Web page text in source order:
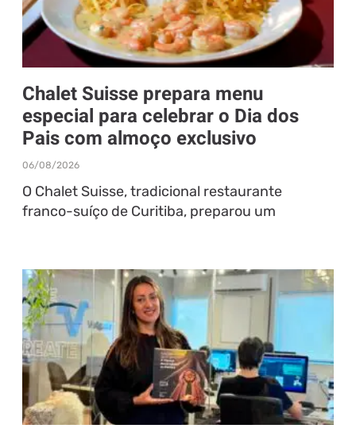
Chalet Suisse prepara menu
especial para celebrar o Dia dos
Pais com almoço exclusivo
06/08/2026
O Chalet Suisse, tradicional restaurante
franco-suíço de Curitiba, preparou um